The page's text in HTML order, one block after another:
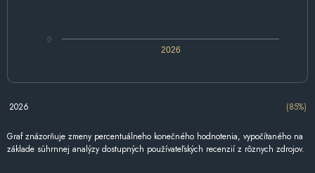
2026
0
2026 (85%)
Graf znázorňuje zmeny percentuálneho konečného hodnotenia, vypočítaného na
základe súhrnnej analýzy dostupných používateľských recenzií z rôznych zdrojov.